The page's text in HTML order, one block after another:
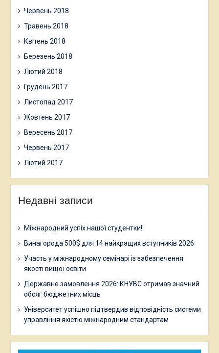
Червень 2018
Травень 2018
Квітень 2018
Березень 2018
Лютий 2018
Грудень 2017
Листопад 2017
Жовтень 2017
Вересень 2017
Червень 2017
Лютий 2017
Недавні записи
Міжнародний успіх нашої студентки!
Винагорода 500$ для 14 найкращих вступників 2026
Участь у міжнародному семінарі із забезпечення
якості вищої освіти
Державне замовлення 2026: КНУВС отримав значний
обсяг бюджетних місць
Університет успішно підтвердив відповідність системи
управління якістю міжнародним стандартам